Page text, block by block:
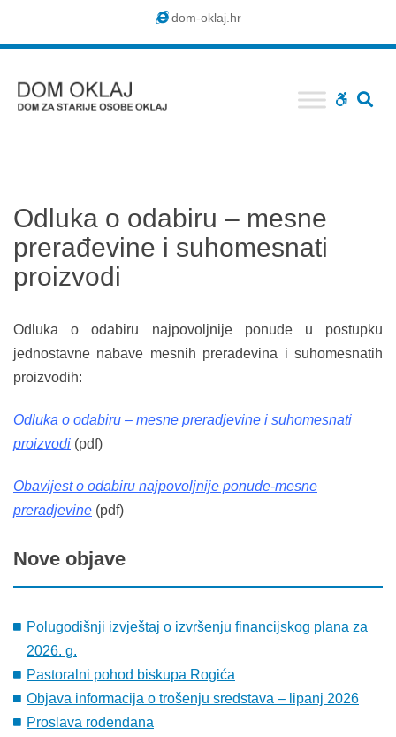
dom-oklaj.hr
WCAG
Odluka o odabiru – mesne
prerađevine i suhomesnati
proizvodi
Odluka o odabiru najpovoljnije ponude u postupku
jednostavne nabave mesnih prerađevina i suhomesnatih
proizvodih:
Odluka o odabiru – mesne preradjevine i suhomesnati
proizvodi (pdf)
Obavijest o odabiru najpovoljnije ponude-mesne
preradjevine (pdf)
Nove objave
Polugodišnji izvještaj o izvršenju financijskog plana za
2026. g.
Pastoralni pohod biskupa Rogića
Objava informacija o trošenju sredstava – lipanj 2026
Proslava rođendana